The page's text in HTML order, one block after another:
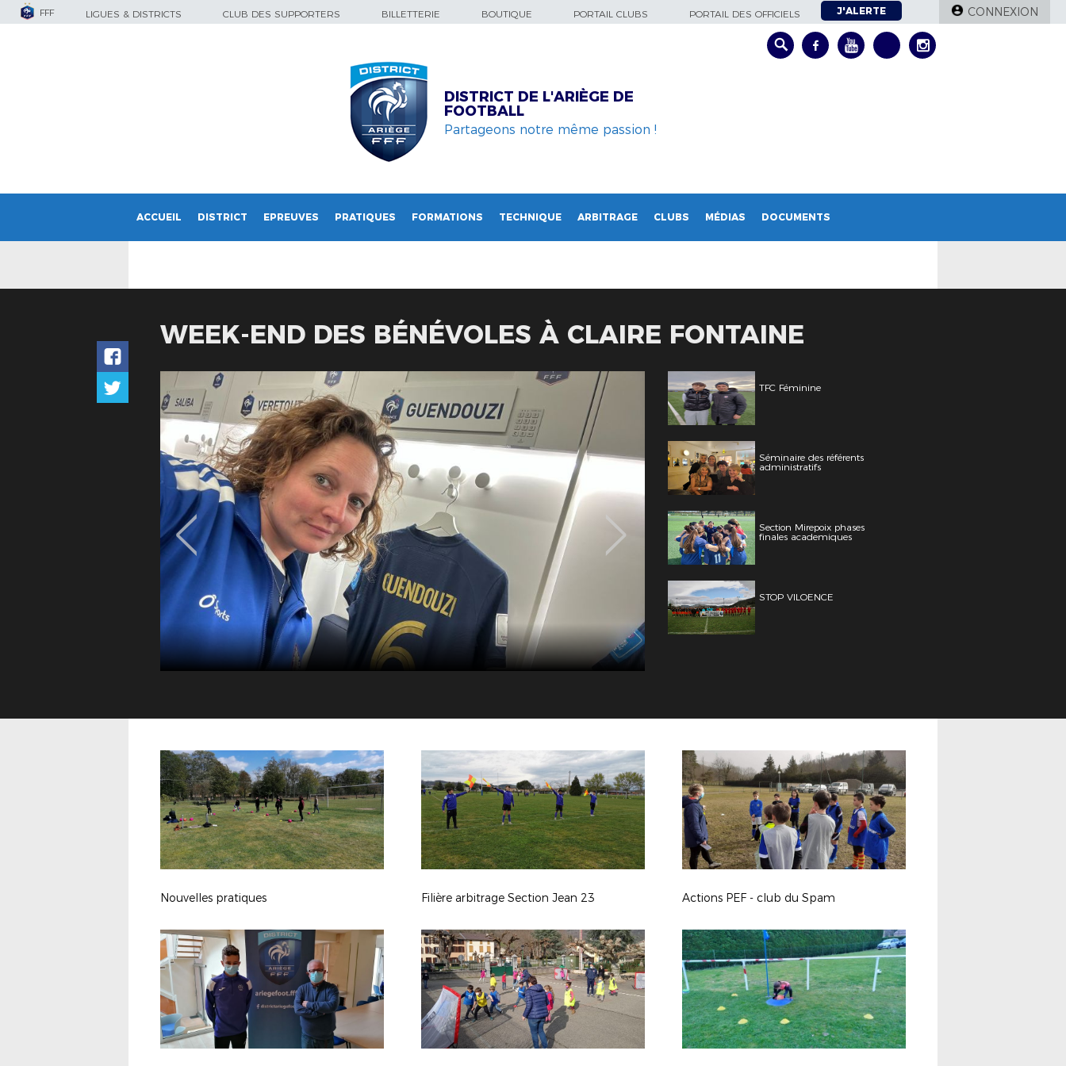
FFF LIGUES & DISTRICTS CLUB DES SUPPORTERS BILLETTERIE BOUTIQUE PORTAIL CLUBS PORTAIL DES OFFICIELS J'ALERTE CONNEXION
DISTRICT DE L'ARIÈGE DE
FOOTBALL
Partageons notre même passion !
ACCUEIL DISTRICT EPREUVES PRATIQUES FORMATIONS TECHNIQUE ARBITRAGE CLUBS MÉDIAS DOCUMENTS
WEEK-END DES BÉNÉVOLES À CLAIRE FONTAINE
TFC Féminine
Séminaire des référents
administratifs
Section Mirepoix phases
finales academiques
STOP VILOENCE
Nouvelles pratiques Filière arbitrage Section Jean 23 Actions PEF - club du Spam